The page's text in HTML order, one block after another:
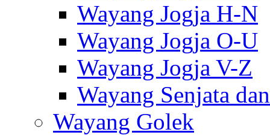
Wayang Jogja H-N
Wayang Jogja O-U
Wayang Jogja V-Z
Wayang Senjata
Wayang Golek